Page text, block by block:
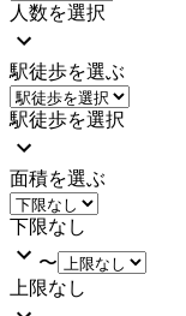
人数を選択
駅徒歩を選ぶ
駅徒歩を選択
面積を選ぶ
下限なし
〜
上限なし